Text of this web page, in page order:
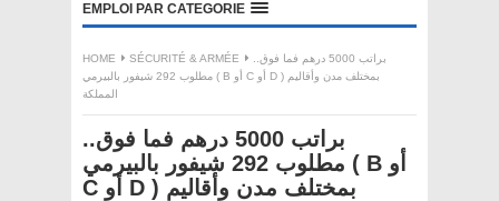
EMPLOI PAR CATEGORIE
HOME SÉCURITÉ & ARMÉE
براتب 5000 درهم فما فوق..
مطلوب 292 شيفور بالبيرمي ( B أو C أو D ) بمختلف مدن وأقاليم
المملكة
براتب 5000 درهم فما فوق..
مطلوب 292 شيفور بالبيرمي ( B أو
C أو D ) بمختلف مدن وأقاليم